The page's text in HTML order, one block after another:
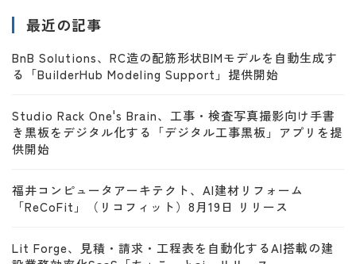
最近の記事
BnB Solutions、RC造の配筋形状BIMモデルを自動生成す
る「BuilderHub Modeling Support」提供開始
Studio Rack One's Brain、工事・検査写真撮影向け手書
き黒板をデジタル化する「デジタル工事黒板」アプリを提
供開始
福井コンピュータアーキテクト、AI建材リフォーム
「ReCoFit」（リコフィット）8月19日 リリース
Lit Forge、見積・請求・工程表を自動化するAI搭載の建